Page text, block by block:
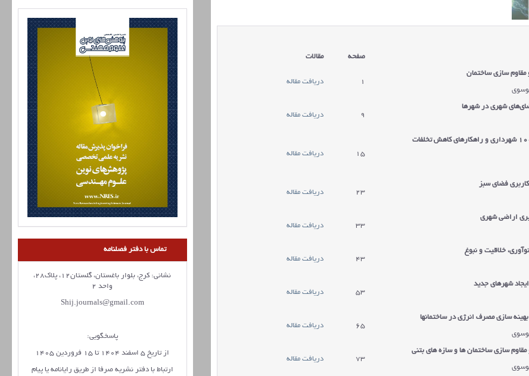
صفحه مقالات
مقاوم سازی ساختمان
1
دریافت مقاله
شهری در شهرها
9
دریافت مقاله
کمیسیون ماده 100 شهرداری و راهکارهای کاهش تخلفات
15
دریافت مقاله
فضاي سبز
23
دریافت مقاله
اراضي شهری
33
دریافت مقاله
خلاقیت و نبوغ
43
دریافت مقاله
شهرهای جدید
53
دریافت مقاله
سازی مصرف انرژی در ساختمانها
65
دریافت مقاله
سازي ساختمان ها و سازه های بتنی
73
دریافت مقاله
تماس با دفتر فصلنامه
نشانی: کرج، بلوار باغستان، گلستان12، پلاک28،
واحد 2
Shij.journals@gmail.com
پاسخگویی:
از تاریخ 5 اسفند 1404 تا 15 فروردین 1405
ارتباط با دفتر نشریه صرفا از طریق رایانامه یا پیام